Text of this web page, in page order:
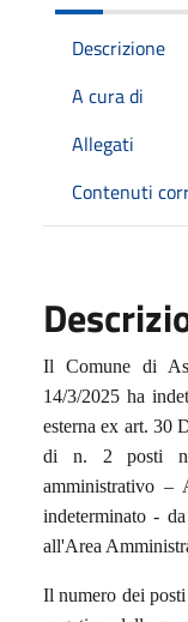
Descrizione
A cura di
Allegati
Contenuti
Il Comune di
14/3/2025 ha
esterna ex art. 30
di n. 2 posti
amministrativo –
indeterminato -
all'Area
Il numero dei posti